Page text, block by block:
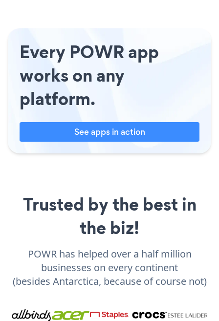
Every POWR app
works on any
platform.
See apps in action
Trusted by the best in
the biz!
POWR has helped over a half million
businesses on every continent
(besides Antarctica, because of course not)